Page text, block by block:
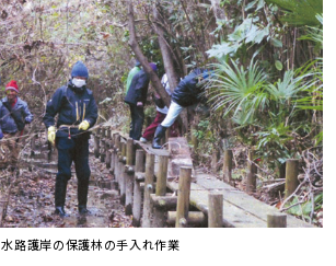
水路護岸の保護林の手入れ作業